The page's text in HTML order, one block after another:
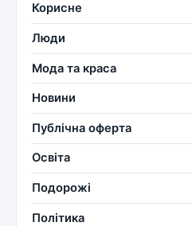
Корисне
Люди
Мода та краса
Новини
Публічна оферта
Освіта
Подорожі
Політика